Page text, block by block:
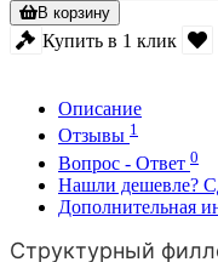
В корзину
Купить в 1 клик
Описание
Отзывы 1
Вопрос - Ответ 0
Нашли дешевле?
Дополнительная
Структурный